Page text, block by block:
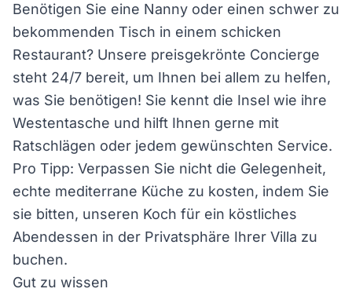
Benötigen Sie eine Nanny oder einen schwer zu
bekommenden Tisch in einem schicken
Restaurant? Unsere preisgekrönte Concierge
steht 24/7 bereit, um Ihnen bei allem zu helfen,
was Sie benötigen! Sie kennt die Insel wie ihre
Westentasche und hilft Ihnen gerne mit
Ratschlägen oder jedem gewünschten Service.
Pro Tipp: Verpassen Sie nicht die Gelegenheit,
echte mediterrane Küche zu kosten, indem Sie
sie bitten, unseren Koch für ein köstliches
Abendessen in der Privatsphäre Ihrer Villa zu
buchen.
Gut zu wissen